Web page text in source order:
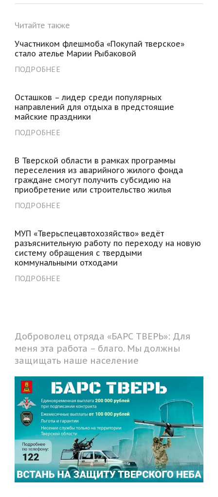
Читайте также
Участником флешмоба «Покупай тверское»
стало ателье Марии Рыбаковой
ПОДРОБНЕЕ
Осташков – лидер среди популярных
направлений для отдыха в предстоящие
майские праздники
ПОДРОБНЕЕ
В Тверской области в рамках программы
переселения из аварийного жилого фонда
граждане смогут получить субсидию на
приобретение или строительство жилья
ПОДРОБНЕЕ
МУП «Тверьспецавтохозяйство» ведёт
разъяснительную работу по переходу на новую
систему обращения с твердыми
коммунальными отходами
ПОДРОБНЕЕ
Доброволец отряда «БАРС ТВЕРЬ»: Для
меня эта работа – благо. Мы должны
защищать наше население